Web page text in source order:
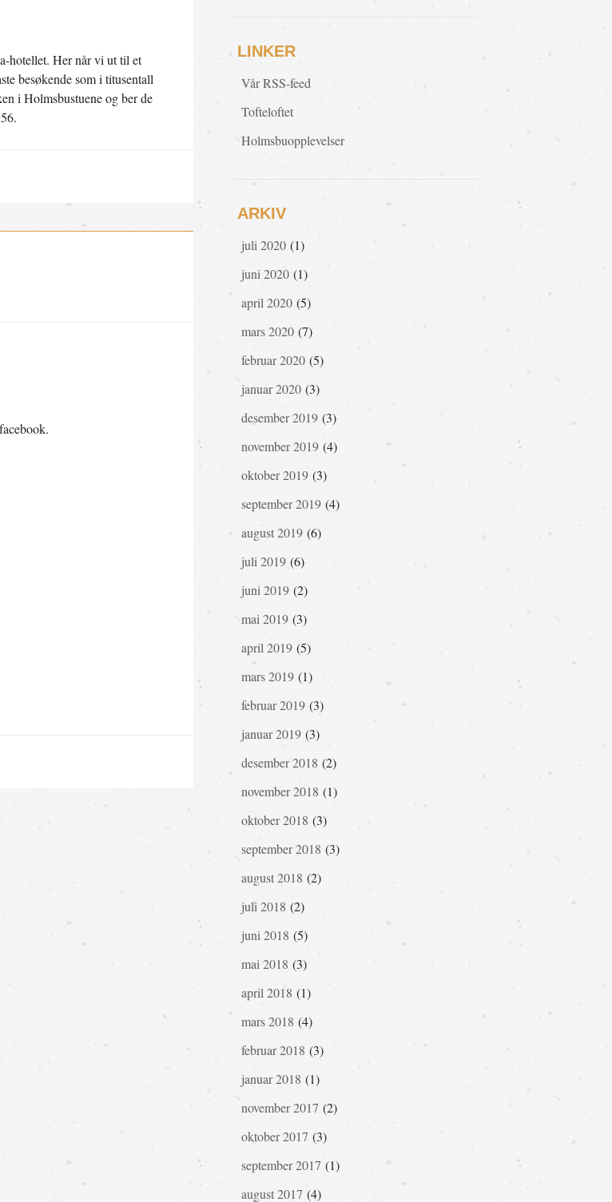
hotellet. Her når vi ut til et
besøkende som i titusentall
i Holmsbustuene og ber de
LINKER
Vår RSS-feed
Tofteloftet
Holmsbuopplevelser
ARKIV
juli 2020 (1)
juni 2020 (1)
april 2020 (5)
mars 2020 (7)
februar 2020 (5)
januar 2020 (3)
desember 2019 (3)
november 2019 (4)
oktober 2019 (3)
september 2019 (4)
august 2019 (6)
juli 2019 (6)
juni 2019 (2)
mai 2019 (3)
april 2019 (5)
mars 2019 (1)
februar 2019 (3)
januar 2019 (3)
desember 2018 (2)
november 2018 (1)
oktober 2018 (3)
september 2018 (3)
august 2018 (2)
juli 2018 (2)
juni 2018 (5)
mai 2018 (3)
april 2018 (1)
mars 2018 (4)
februar 2018 (3)
januar 2018 (1)
november 2017 (2)
oktober 2017 (3)
september 2017 (1)
august 2017 (4)